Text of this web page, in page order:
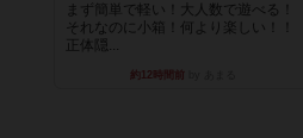
まず簡単で軽い！大人数で遊べる！
それなのに小箱！何より楽しい！！
正体隠...
約12時間前